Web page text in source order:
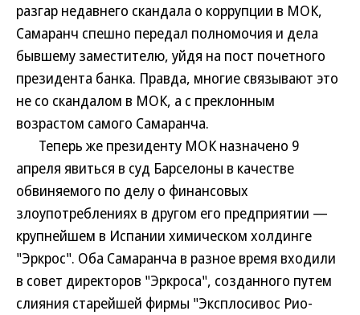
разгар недавнего скандала о коррупции в МОК,
Самаранч спешно передал полномочия и дела
бывшему заместителю, уйдя на пост почетного
президента банка. Правда, многие связывают это
не со скандалом в МОК, а с преклонным
возрастом самого Самаранча.
Теперь же президенту МОК назначено 9
апреля явиться в суд Барселоны в качестве
обвиняемого по делу о финансовых
злоупотреблениях в другом его предприятии —
крупнейшем в Испании химическом холдинге
"Эркрос". Оба Самаранча в разное время входили
в совет директоров "Эркроса", созданного путем
слияния старейшей фирмы "Эксплосивос Рио-